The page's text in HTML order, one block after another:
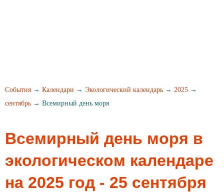
События → Календари → Экологический календарь → 2025 →
сентябрь → Всемирный день моря
Всемирный день моря в
экологическом календаре
на 2025 год - 25 сентября